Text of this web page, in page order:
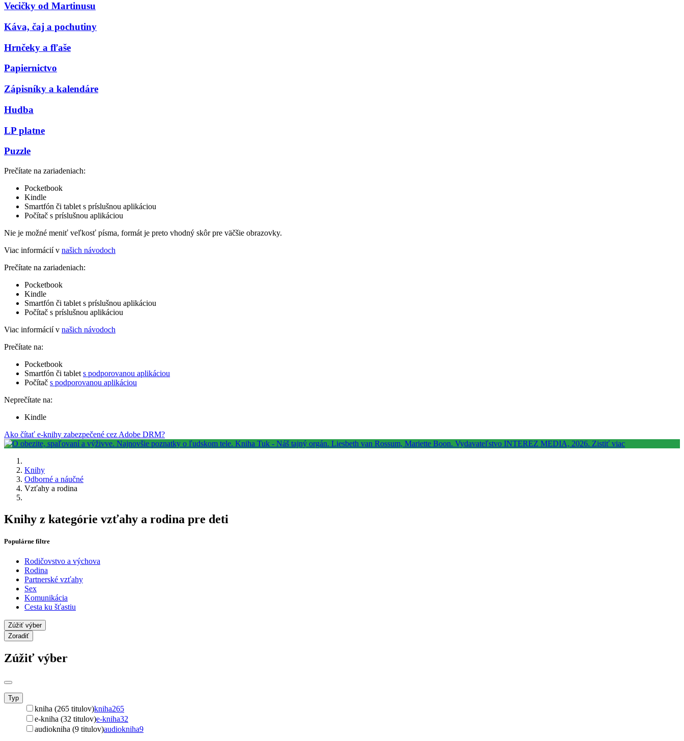
Vecičky od Martinusu
Káva, čaj a pochutiny
Hrnčeky a fľaše
Papiernictvo
Zápisníky a kalendáre
Hudba
LP platne
Puzzle
Prečítate na zariadeniach:
Pocketbook
Kindle
Smartfón či tablet s príslušnou aplikáciou
Počítač s príslušnou aplikáciou
Nie je možné meniť veľkosť písma, formát je preto vhodný skôr pre väčšie obrazovky.
Viac informácií v našich návodoch
Prečítate na zariadeniach:
Pocketbook
Kindle
Smartfón či tablet s príslušnou aplikáciou
Počítač s príslušnou aplikáciou
Viac informácií v našich návodoch
Prečítate na:
Pocketbook
Smartfón či tablet s podporovanou aplikáciou
Počítač s podporovanou aplikáciou
Neprečítate na:
Kindle
Ako čítať e-knihy zabezpečené cez Adobe DRM?
Knihy
Odborné a náučné
Vzťahy a rodina
Knihy z kategórie vzťahy a rodina pre deti
Populárne filtre
Rodičovstvo a výchova
Rodina
Partnerské vzťahy
Sex
Komunikácia
Cesta ku šťastiu
Zúžiť výber
Zoradiť
Zúžiť výber
Typ
kniha (265 titulov)kniha265
e-kniha (32 titulov)e-kniha32
audiokniha (9 titulov)audiokniha9